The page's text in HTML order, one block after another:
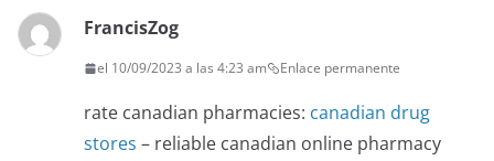
FrancisZog
el 10/09/2023 a las 4:23 am Enlace permanente
rate canadian pharmacies: canadian drug
stores – reliable canadian online pharmacy